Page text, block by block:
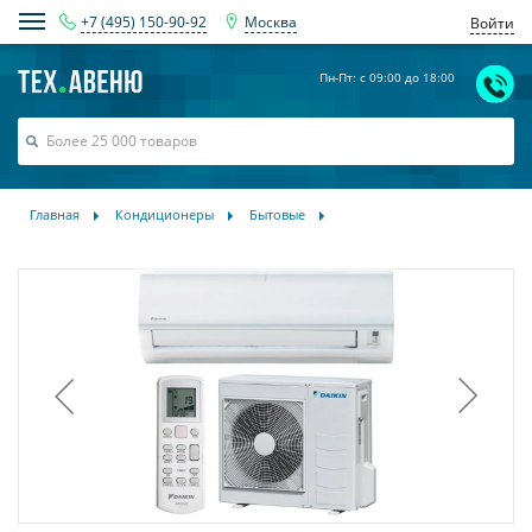
+7 (495) 150-90-92 Москва Войти
Пн-Пт: с 09:00 до 18:00
Главная Кондиционеры Бытовые